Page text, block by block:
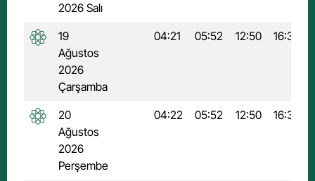
2026 Salı
19
Ağustos
2026
Çarşamba
04:21 05:52 12:50 16:35
20
Ağustos
2026
Perşembe
04:22 05:52 12:50 16:34